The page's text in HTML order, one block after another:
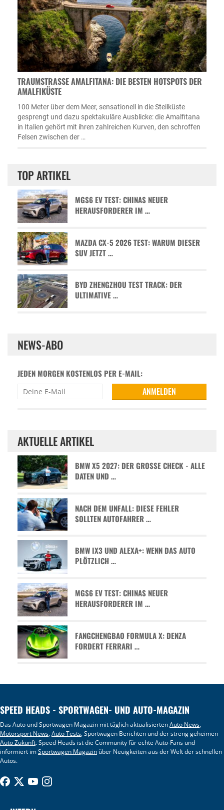
TRAUMSTRASSE AMALFITANA: DIE BESTEN HOTSPOTS DER A
MALFIKÜSTE
100 Meter über dem Meer, sensationell in die Steilküste
gesprengt und dazu spektakuläre Ausblicke: die Amalfitana
in Italien gehört mit ihren zahlreichen Kurven, den schroffen
Felsen zwischen der …
TOP ARTIKEL
MGS6 EV TEST: CHINAS NEUER
HERAUSFORDERER IM …
MAZDA CX-5 2026 TEST: WARUM DIESER
SUV JETZT …
BYD ZHENGZHOU TEST TRACK: DER
ULTIMATIVE …
NEWS-ABO
JEDEN MORGEN KOSTENLOS PER E-MAIL:
AKTUELLE ARTIKEL
BMW X5 2027: DER GROSSE CHECK - ALLE D
ATEN UND …
NACH DEM UNFALL: DIESE FEHLER
SOLLTEN AUTOFAHRER …
BMW IX3 UND ALEXA+: WENN DAS AUTO
PLÖTZLICH …
MGS6 EV TEST: CHINAS NEUER
HERAUSFORDERER IM …
FANGCHENGBAO FORMULA X: DENZA
FORDERT FERRARI …
SPEED HEADS - SPORTWAGEN- UND AUTO-MAGAZIN
Das Auto und Sportwagen Magazin mit täglich aktualisiertenAuto News,
Motorsport News,Auto Tests, Sportwagen Berichten und der streng geheimen
Auto Zukunft. Speed Heads ist die Community für echte Auto-Fans und
informiert imSportwagen Magazin über Neuigkeiten aus der Welt der schnellen
Autos.